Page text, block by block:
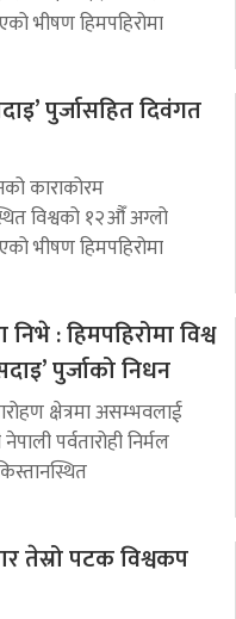
भीषण हिमपहिरोमा
पुर्जासहित दिवंगत
काराकोरम
विश्वको १२औँ अग्लो
भीषण हिमपहिरोमा
: हिमपहिरोमा विश्व
पुर्जाको निधन
क्षेत्रमा असम्भवलाई
पर्वतारोही निर्मल
तेस्रो पटक विश्वकप